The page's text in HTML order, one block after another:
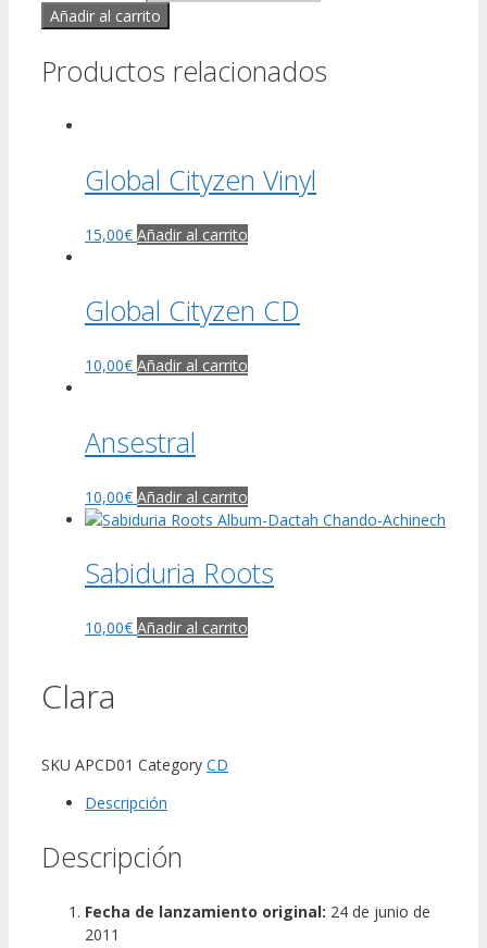
Añadir al carrito
Productos relacionados
Global Cityzen Vinyl
15,00€ Añadir al carrito
Global Cityzen CD
10,00€ Añadir al carrito
Ansestral
10,00€ Añadir al carrito
Sabiduria Roots
10,00€ Añadir al carrito
Clara
SKU APCD01 Category CD
Descripción
Descripción
Fecha de lanzamiento original: 24 de junio de
2011